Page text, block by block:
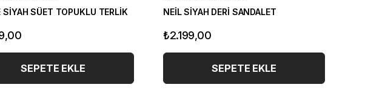
SİYAH SÜET TOPUKLU TERLİK
SEPETE EKLE
NEİL SİYAH DERİ SANDALET
₺2.199,00
SEPETE EKLE